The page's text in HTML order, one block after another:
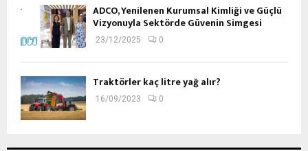
ADCO, Yenilenen Kurumsal Kimliği ve Güçlü
Vizyonuyla Sektörde Güvenin Simgesi
23/12/2025 0
Traktörler kaç litre yağ alır?
16/09/2023 0